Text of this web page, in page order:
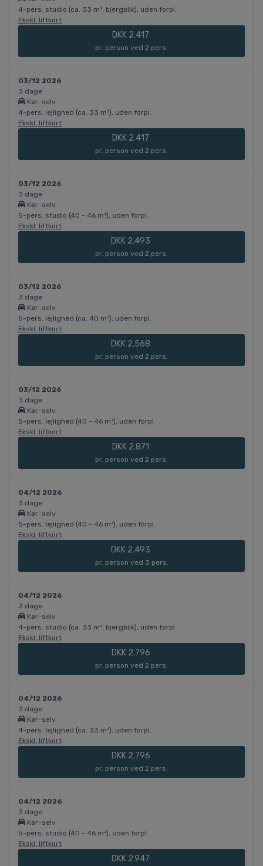
4-pers. studio (ca. 33 m², bjergblik), uden forpl.
Ekskl. liftkort
DKK 2.417
pr. person ved 2 pers.
03/12 2026
3 dage
Kør-selv
4-pers. lejlighed (ca. 33 m²), uden forpl.
Ekskl. liftkort
DKK 2.417
pr. person ved 2 pers.
03/12 2026
3 dage
Kør-selv
5-pers. studio (40 - 46 m²), uden forpl.
Ekskl. liftkort
DKK 2.493
pr. person ved 2 pers.
03/12 2026
3 dage
Kør-selv
5-pers. lejlighed (ca. 40 m²), uden forpl.
Ekskl. liftkort
DKK 2.568
pr. person ved 2 pers.
03/12 2026
3 dage
Kør-selv
5-pers. lejlighed (40 - 46 m²), uden forpl.
Ekskl. liftkort
DKK 2.871
pr. person ved 2 pers.
04/12 2026
3 dage
Kør-selv
5-pers. lejlighed (40 - 46 m²), uden forpl.
Ekskl. liftkort
DKK 2.493
pr. person ved 3 pers.
04/12 2026
3 dage
Kør-selv
4-pers. studio (ca. 33 m², bjergblik), uden forpl.
Ekskl. liftkort
DKK 2.796
pr. person ved 2 pers.
04/12 2026
3 dage
Kør-selv
4-pers. lejlighed (ca. 33 m²), uden forpl.
Ekskl. liftkort
DKK 2.796
pr. person ved 2 pers.
04/12 2026
3 dage
Kør-selv
5-pers. studio (40 - 46 m²), uden forpl.
Ekskl. liftkort
DKK 2.947